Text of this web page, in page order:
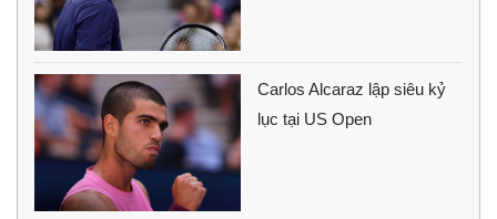
Carlos Alcaraz lập siêu kỷ
lục tại US Open